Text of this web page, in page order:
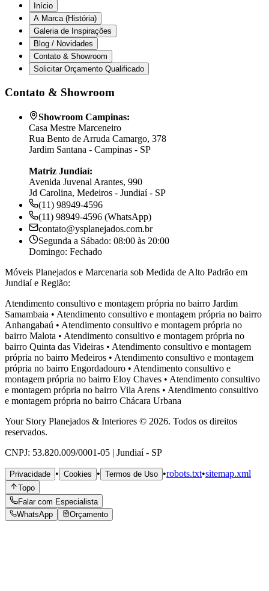
Início
A Marca (História)
Galeria de Inspirações
Blog / Novidades
Contato & Showroom
Solicitar Orçamento Qualificado
Contato & Showroom
Showroom Campinas:
Casa Mestre Marceneiro
Rua Bento de Arruda Camargo, 378
Jardim Santana - Campinas - SP
Matriz Jundiaí:
Avenida Juvenal Arantes, 990
Jd Carolina, Medeiros - Jundiaí - SP
(11) 98949-4596
(11) 98949-4596 (WhatsApp)
contato@ysplanejados.com.br
Segunda a Sábado: 08:00 às 20:00
Domingo: Fechado
Móveis Planejados e Marcenaria sob Medida de Alto Padrão em
Jundiaí e Região:
Atendimento consultivo e montagem própria no bairro Jardim
Samambaia • Atendimento consultivo e montagem própria no bairro
Anhangabaú • Atendimento consultivo e montagem própria no
bairro Malota • Atendimento consultivo e montagem própria no
bairro Quinta das Videiras • Atendimento consultivo e montagem
própria no bairro Medeiros • Atendimento consultivo e montagem
própria no bairro Engordadouro • Atendimento consultivo e
montagem própria no bairro Eloy Chaves • Atendimento consultivo
e montagem própria no bairro Vila Arens • Atendimento consultivo
e montagem própria no bairro Chácara Urbana
Your Story Planejados & Interiores © 2026. Todos os direitos
reservados.
CNPJ: 53.820.009/0001-05 | Jundiaí - SP
Privacidade • Cookies • Termos de Uso •robots.txt•sitemap.xml
Topo
Falar com Especialista
WhatsApp
Orçamento